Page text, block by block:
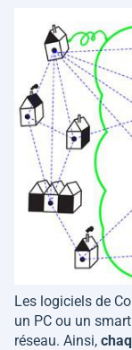
Les logiciels de
un PC ou un
réseau. Ainsi,